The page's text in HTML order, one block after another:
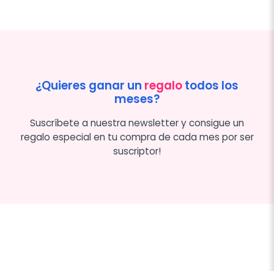
¿Quieres ganar un regalotodos los
meses?
Suscríbete a nuestra newsletter y consigue un
regalo especial en tu compra de cada mes por ser
suscriptor!